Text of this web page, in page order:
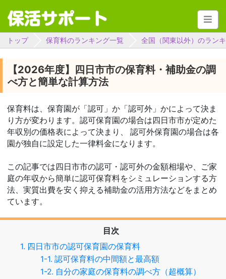
トップ 保育料のランキング一覧 全国（関東以外）のラン
【2026年度】四日市市の保育料・補助金の調
べ方と簡単な計算方法
保育料は、保育園が「認可」か「認可外」かによって決ま
り方が変わります。認可保育園の場合は四日市市が定めた
年収別の価格表によって決まり、 認可外保育園の場合は各
園が独自に設定した一律料金になります。
この記事では四日市市の認可・認可外の金額相場や、ご家
庭の年収から簡単に認可保育料をシミュレーションする方
法、実質出費を安く抑える補助金の活用方法などをまとめ
ています。
目次
1. 四日市市の認可保育園の保育料
1-1. 認可保育料の中間額と最高額
1-2. 自分の家庭の保育料の調べ方（超概算）